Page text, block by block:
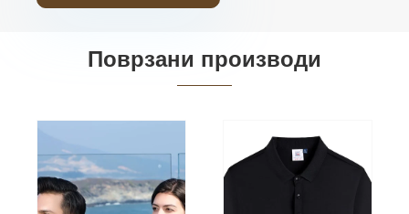
Поврзани производи